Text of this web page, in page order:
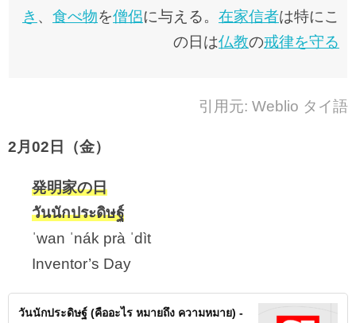
き 、 食べ物を僧侶に与える。 在家信者は特にこ
の日は仏教の戒律を守る
引用元: Weblio タイ語
2月02日（金）
発明家の日
วันนักประดิษฐ์
ˈwan ˈnák prà ˈdìt
Inventor’s Day
วันนักประดิษฐ์ (คืออะไร หมายถึง ความหมาย) -